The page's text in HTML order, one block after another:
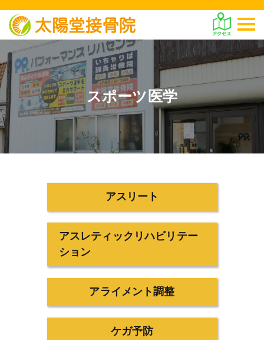
スポーツ医学
アスリート
アスレティックリハビリテー
ション
アライメント調整
ケガ予防